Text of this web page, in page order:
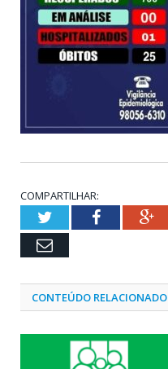
COMPARTILHAR:
TwitterFacebook
Email
CONTEÚDO RELACIONADO